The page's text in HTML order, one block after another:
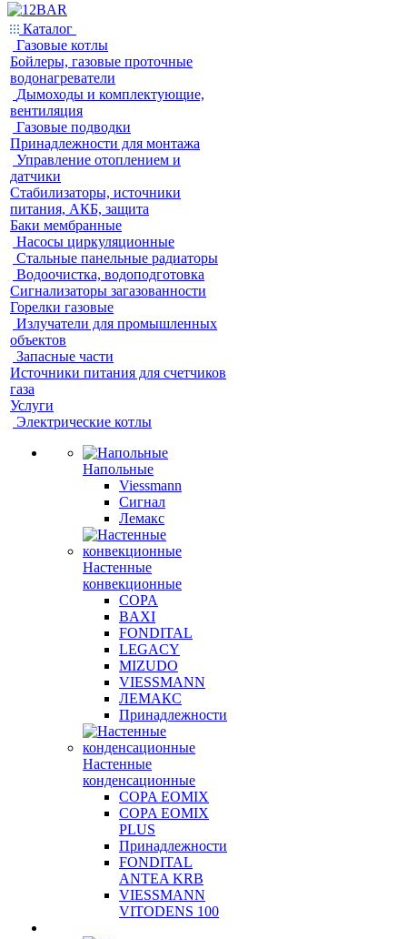
Каталог
Газовые котлы
Бойлеры, газовые проточные
водонагреватели
Дымоходы и комплектующие,
вентиляция
Газовые подводки
Принадлежности для монтажа
Управление отоплением и
датчики
Стабилизаторы, источники
питания, АКБ, защита
Баки мембранные
Насосы циркуляционные
Стальные панельные радиаторы
Водоочистка, водоподготовка
Сигнализаторы загазованности
Горелки газовые
Излучатели для промышленных
объектов
Запасные части
Источники питания для счетчиков
газа
Услуги
Электрические котлы
Напольные
Viessmann
Сигнал
Лемакс
Настенные
конвекционные
COPA
BAXI
FONDITAL
LEGACY
MIZUDO
VIESSMANN
ЛЕМАКС
Принадлежности
Настенные
конденсационные
COPA EOMIX
COPA EOMIX
PLUS
Принадлежности
FONDITAL
ANTEA KRB
VIESSMANN
VITODENS 100